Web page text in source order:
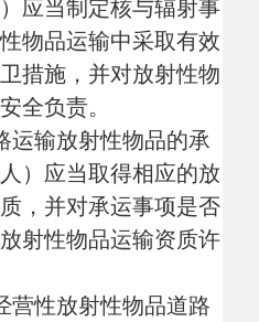
射性物品运输安全
运人订立放射性物
性物品启运前，
国务院核安全监管
析报告书的审批文
道路运输放射性物
运前，承运人应
关于准予道路运输